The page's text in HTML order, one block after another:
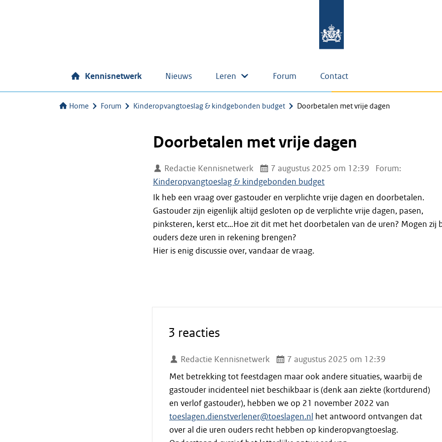
Kennisnetwerk Nieuws Leren Forum Contact
Home Forum Kinderopvangtoeslag & kindgebonden budget Doorbetalen met vrije dagen
Doorbetalen met vrije dagen
Redactie Kennisnetwerk 7 augustus 2025 om 12:39
Forum:
Kinderopvangtoeslag & kindgebonden budget
Ik heb een vraag over gastouder en verplichte vrije dagen en doorbetalen.
Gastouder zijn eigenlijk altijd gesloten op de verplichte vrije dagen, pasen,
pinksteren, kerst etc…Hoe zit dit met het doorbetalen van de uren? Mogen zij
ouders deze uren in rekening brengen?
Hier is enig discussie over, vandaar de vraag.
3 reacties
Redactie Kennisnetwerk
7 augustus 2025 om 12:39
Met betrekking tot feestdagen maar ook andere situaties, waarbij de
gastouder incidenteel niet beschikbaar is (denk aan ziekte (kortdurend)
en verlof gastouder), hebben we op 21 november 2022 van
toeslagen.dienstverlener@toeslagen.nl het antwoord ontvangen dat
over al die uren ouders recht hebben op kinderopvangtoeslag.